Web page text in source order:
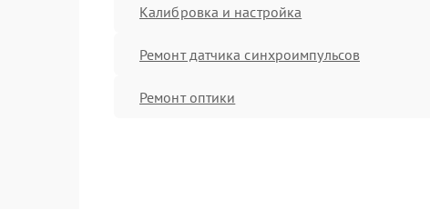
Калибровка и настройка
Ремонт датчика синхроимпульсов
Ремонт оптики